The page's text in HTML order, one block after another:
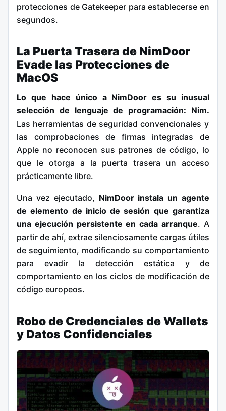
protecciones de Gatekeeper para establecerse en
segundos.
La Puerta Trasera de NimDoor
Evade las Protecciones de
MacOS
Lo que hace único a NimDoor es su inusual
selección de lenguaje de programación: Nim.
Las herramientas de seguridad convencionales y
las comprobaciones de firmas integradas de
Apple no reconocen sus patrones de código, lo
que le otorga a la puerta trasera un acceso
prácticamente libre.
Una vez ejecutado, NimDoor instala un agente
de elemento de inicio de sesión que garantiza
una ejecución persistente en cada arranque.A
partir de ahí, extrae silenciosamente cargas útiles
de seguimiento, modificando su comportamiento
para evadir la detección estática y de
comportamiento en los ciclos de modificación de
código europeos.
Robo de Credenciales de Wallets
y Datos Confidenciales